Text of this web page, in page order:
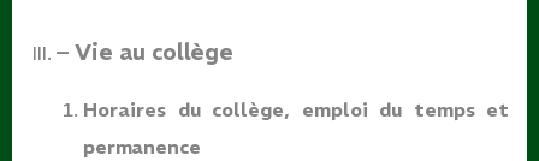
– Vie au collège
Horaires du collège, emploi du temps et
permanence